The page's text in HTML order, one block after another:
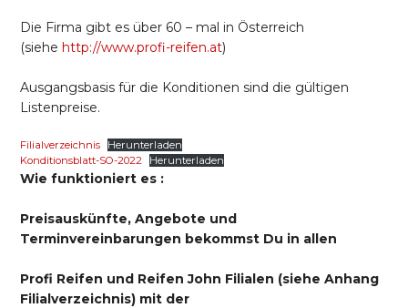
Die Firma gibt es über 60 – mal in Österreich
(siehe http://www.profi-reifen.at)
Ausgangsbasis für die Konditionen sind die gültigen
Listenpreise.
Filialverzeichnis
Herunterladen
Konditionsblatt-SO-2022
Herunterladen
Wie funktioniert es :
Preisauskünfte, Angebote und
Terminvereinbarungen bekommst Du in allen
Profi Reifen und Reifen John Filialen (siehe Anhang
Filialverzeichnis) mit der